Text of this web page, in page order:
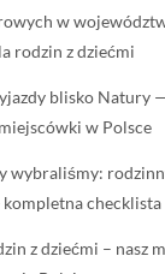
w
rodzin z dziećmi
blisko Natury
w Polsce
wybraliśmy:
kompletna checklista
z dziećmi – nasz